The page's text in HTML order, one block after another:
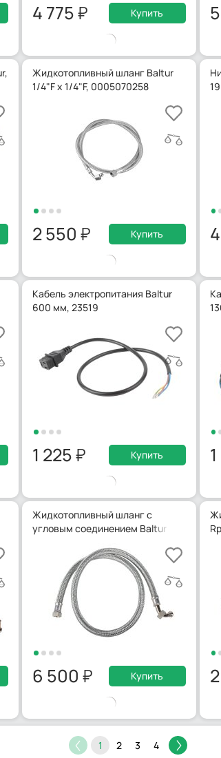
4 775 Купить
Жидкотопливный шланг Baltur
1/4"F x 1/4"F, 0005070258
2 550 Купить
Кабель электропитания Baltur
600 мм, 23519
1 225 Купить
Жидкотопливный шланг с
угловым соединением Baltur Rp 1/2" -
6 500 Купить
1 2 3 4